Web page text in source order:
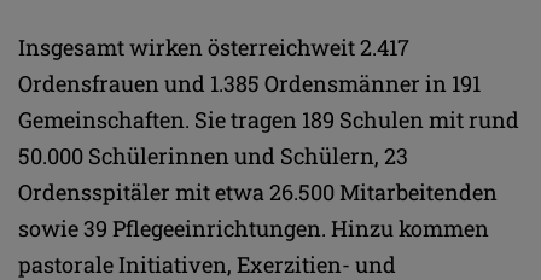
Insgesamt wirken österreichweit 2.417
Ordensfrauen und 1.385 Ordensmänner in 191
Gemeinschaften. Sie tragen 189 Schulen mit rund
50.000 Schülerinnen und Schülern, 23
Ordensspitäler mit etwa 26.500 Mitarbeitenden
sowie 39 Pflegeeinrichtungen. Hinzu kommen
pastorale Initiativen, Exerzitien- und